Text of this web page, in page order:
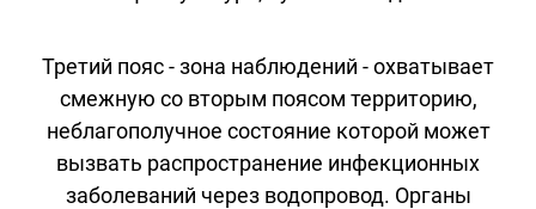
Третий пояс - зона наблюдений - охватывает
смежную со вторым поясом территорию,
неблагополучное состояние которой может
вызвать распространение инфекционных
заболеваний через водопровод. Органы